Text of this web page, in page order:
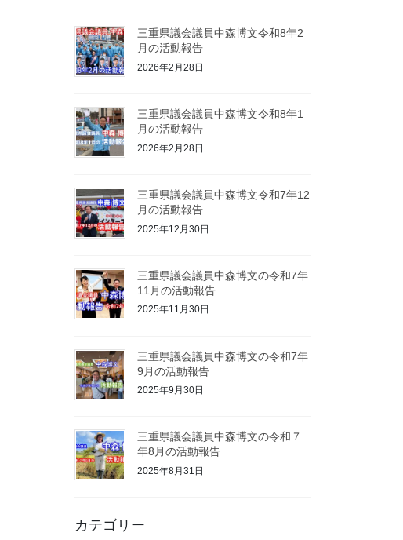
三重県議会議員中森博文令和8年2
月の活動報告
2026年2月28日
三重県議会議員中森博文令和8年1
月の活動報告
2026年2月28日
三重県議会議員中森博文令和7年12
月の活動報告
2025年12月30日
三重県議会議員中森博文の令和7年
11月の活動報告
2025年11月30日
三重県議会議員中森博文の令和7年
9月の活動報告
2025年9月30日
三重県議会議員中森博文の令和７
年8月の活動報告
2025年8月31日
カテゴリー